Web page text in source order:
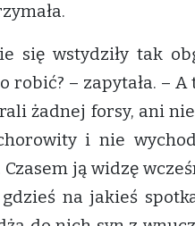
się wstydziły tak
robić? – zapytała. –
żadnej forsy, ani
i nie
ją widzę
gdzieś na jakieś